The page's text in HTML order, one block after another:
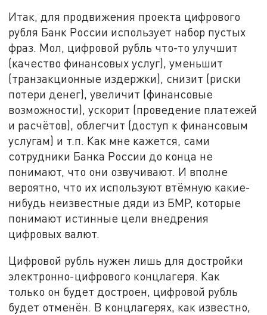
Итак, для продвижения проекта цифрового
рубля Банк России использует набор пустых
фраз. Мол, цифровой рубль что-то улучшит
(качество финансовых услуг), уменьшит
(транзакционные издержки), снизит (риски
потери денег), увеличит (финансовые
возможности), ускорит (проведение платежей
и расчётов), облегчит (доступ к финансовым
услугам) и т.п. Как мне кажется, сами
сотрудники Банка России до конца не
понимают, что они озвучивают. И вполне
вероятно, что их используют втёмную какие-
нибудь неизвестные дяди из БМР, которые
понимают истинные цели внедрения
цифровых валют.
Цифровой рубль нужен лишь для достройки
электронно-цифрового концлагеря. Как
только он будет достроен, цифровой рубль
будет отменён. В концлагерях, как известно,